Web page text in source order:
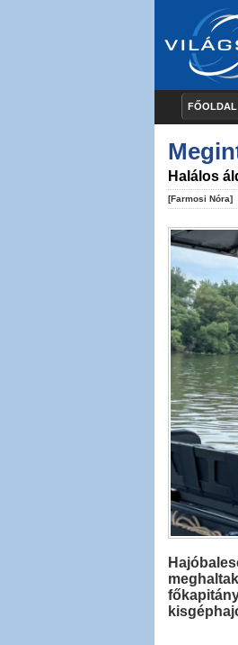
FŐOLDAL
Halálos
[Farmosi Nóra]